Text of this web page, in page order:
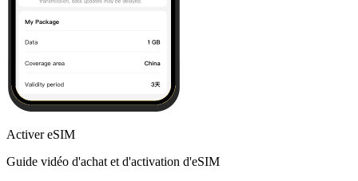
Activer eSIM
Guide vidéo d'achat et d'activation d'eSIM